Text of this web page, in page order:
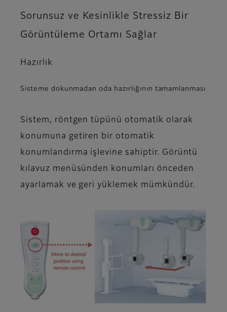
Sorunsuz ve Kesinlikle Stressiz Bir
Görüntüleme Ortamı Sağlar
Hazırlık
Sisteme dokunmadan oda hazırlığının tamamlanması
Sistem, röntgen tüpünü otomatik olarak
konumuna getiren bir otomatik
konumlandırma işlevine sahiptir. Görüntü
kılavuz menüsünden konumları önceden
ayarlamak ve geri yüklemek mümkündür.